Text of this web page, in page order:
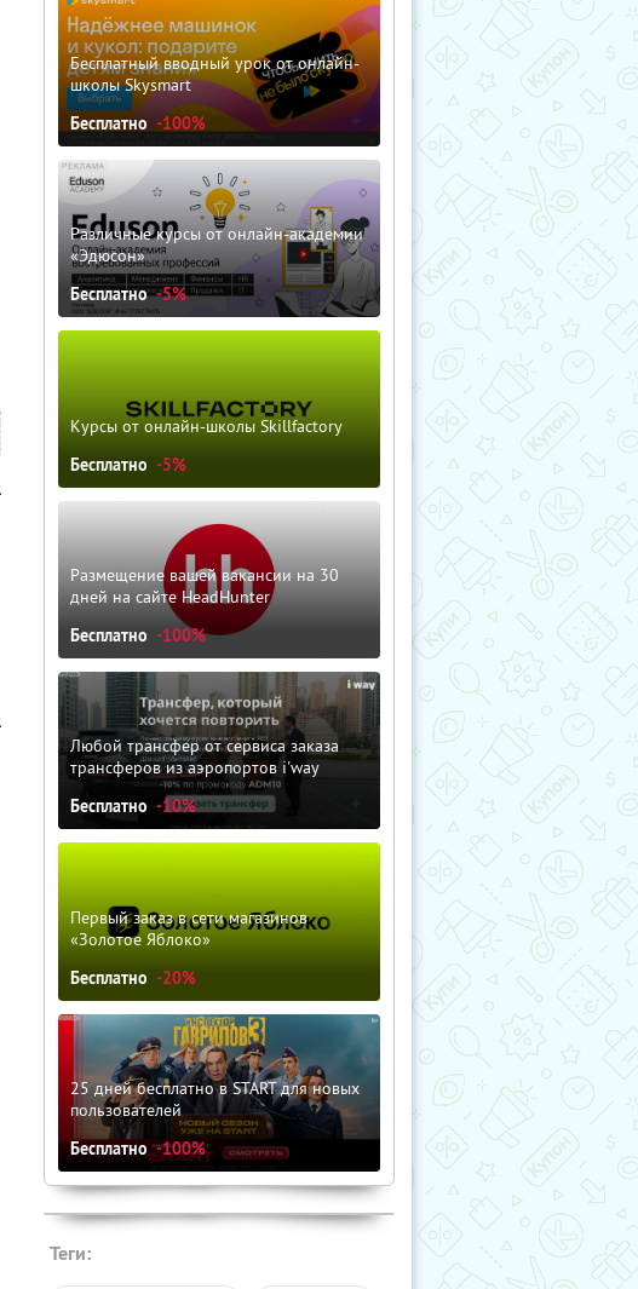
Бесплатный вводный урок от онлайн-
школы Skysmart
Бесплатно -100%
Различные курсы от онлайн-академии
«Эдюсон»
Бесплатно -5%
Курсы от онлайн-школы Skillfactory
Бесплатно -5%
Размещение вашей вакансии на 30
дней на сайте HeadHunter
Бесплатно -100%
Любой трансфер от сервиса заказа
трансферов из аэропортов i'way
Бесплатно -10%
Первый заказ в сети магазинов
«Золотое Яблоко»
Бесплатно -20%
25 дней бесплатно в START для новых
пользователей
Бесплатно -100%
Теги: